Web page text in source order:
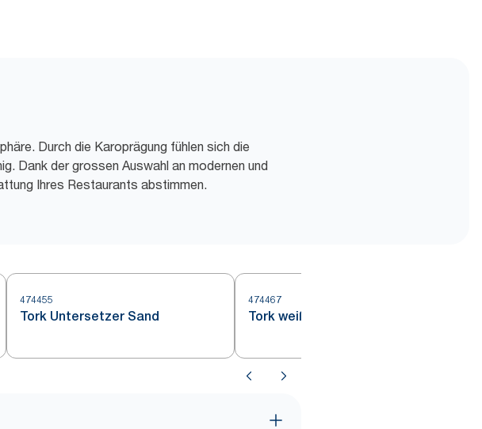
Durch die Karoprägung fühlen sich die
Dank der grossen Auswahl an modernen und
Ihres Restaurants abstimmen.
474455
Tork Untersetzer Sand
474467
Tork weißer Untersetzer